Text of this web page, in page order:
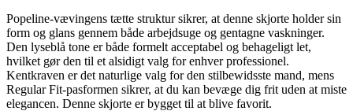
Popeline-vævingens tætte struktur sikrer, at denne skjorte holder sin
form og glans gennem både arbejdsuge og gentagne vaskninger.
Den lyseblå tone er både formelt acceptabel og behageligt let,
hvilket gør den til et alsidigt valg for enhver professionel.
Kentkraven er det naturlige valg for den stilbewidsste mand, mens
Regular Fit-pasformen sikrer, at du kan bevæge dig frit uden at miste
elegancen. Denne skjorte er bygget til at blive favorit.